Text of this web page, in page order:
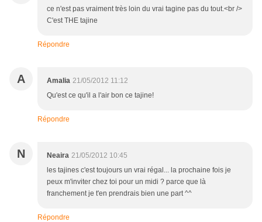
ce n'est pas vraiment très loin du vrai tagine pas du tout.<br />
C'est THE tajine
Répondre
A Amalia 21/05/2012 11:12
Qu'est ce qu'il a l'air bon ce tajine!
Répondre
N Neaira 21/05/2012 10:45
les tajines c'est toujours un vrai régal... la prochaine fois je
peux m'inviter chez toi pour un midi ? parce que là
franchement je t'en prendrais bien une part ^^
Répondre